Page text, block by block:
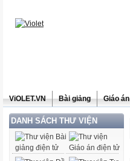
ViOLET.VN Bài giảng Giáo án
DANH SÁCH THƯ VIỆN